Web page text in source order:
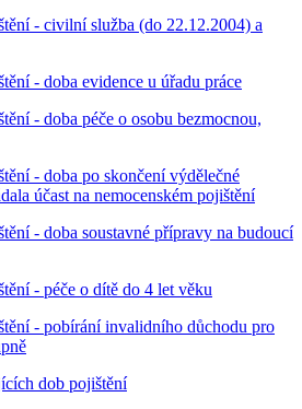
- civilní služba (do 22.12.2004) a
- doba evidence u úřadu práce
- doba péče o osobu bezmocnou,
- doba po skončení výdělečné
účast na nemocenském pojištění
- doba soustavné přípravy na budoucí
- péče o dítě do 4 let věku
- pobírání invalidního důchodu pro
dob pojištění